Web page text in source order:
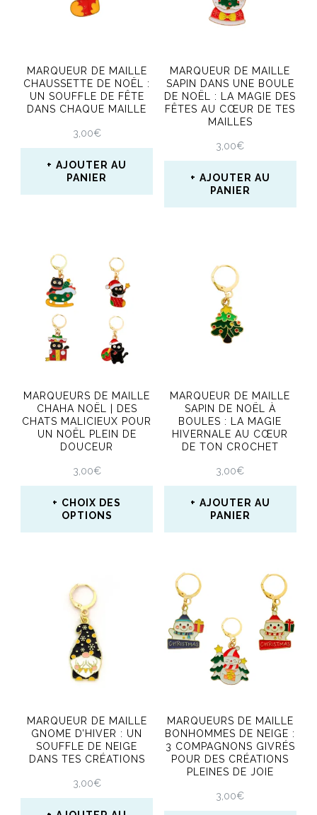
Les
être
choisies
sur
la
page
du
Les
être
choisies
sur
la
page
du
MARQUEUR DE MAILLE
CHAUSSETTE DE NOËL :
UN SOUFFLE DE FÊTE
DANS CHAQUE MAILLE
3,00€
AJOUTER AU
PANIER
MARQUEUR DE MAILLE
SAPIN DANS UNE BOULE
DE NOËL : LA MAGIE DES
FÊTES AU CŒUR DE TES
MAILLES
3,00€
AJOUTER AU
PANIER
MARQUEURS DE MAILLE
CHAHA NOËL | DES
CHATS MALICIEUX POUR
UN NOËL PLEIN DE
DOUCEUR
3,00€
CHOIX DES
OPTIONS
a
plusieurs
variations.
Les
options
être
choisies
sur
la
MARQUEUR DE MAILLE
SAPIN DE NOËL À
BOULES : LA MAGIE
HIVERNALE AU CŒUR
DE TON CROCHET
3,00€
AJOUTER AU
PANIER
MARQUEUR DE MAILLE
GNOME D’HIVER : UN
SOUFFLE DE NEIGE
DANS TES CRÉATIONS
3,00€
MARQUEURS DE MAILLE
BONHOMMES DE NEIGE :
3 COMPAGNONS GIVRÉS
POUR DES CRÉATIONS
PLEINES DE JOIE
3,00€